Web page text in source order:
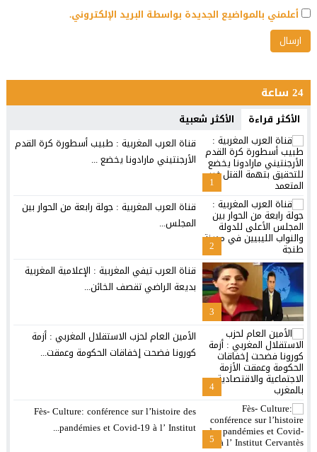
أعلمني بالمواضيع الجديدة بواسطة البريد الإلكتروني.
24 ساعة
الأكثر قراءة الأكثر شعبية
1
قناة العرب المغربية : طبيب أسطورة كرة القدم
الأرجنتيني مارادونا يخضع ...
2
قناة العرب المغربية : جولة رابعة من الحوار بين
المجلس...
3
قناة العرب تيفي المغربية : الإعلامية المغربية
بديعة الراضي تقصف الخائن...
4
الأمين العام لحزب الاستقلال المغربي : أزمة
كورونا فضحت إخفاقات الحكومة وعمقت...
5
Fès- Culture: conférence sur l’histoire des
pandémies et Covid-19 à l’ Institut...